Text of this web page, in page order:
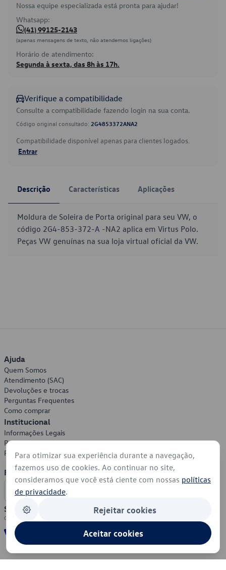
Nossa equipe especializada está pronta para ajudar!
Whatsapp:
(41) 99125-2143
(apenas mensagens de texto, não atendemos ligações)
Horário de atendimento:
Segunda à sexta, das 8h às 17h.
Verifique a compatibilidade
Consulte a compatibilidade fazendo login na sua conta.
Código original consultado: 2G4853372ANA2
Compatibilidade disponível apenas para clientes logados.
Entrar
Descrição Características Aplicações
Moldura de Soleira de Porta original para seu VW, o
código 2G4-853-372-A -NA2 aplica em Virtus Polo.
Peças VW genuínas na sua loja virtual oficial da VW.
Ajuda
Quem Somos
Atendimento (SAC)
Devoluções e trocas
Perguntas Frequentes
Como comprar
Institucional
Informações Legais
Política de Privacidade
Política de Cookies
Formas de Pagamento
Segurança
Para otimizar sua experiência durante a navegação,
fazemos uso de cookies. Ao continuar no site,
consideramos que você está ciente com nossas políticas
de privacidade.
Rejeitar cookies
Aceitar cookies